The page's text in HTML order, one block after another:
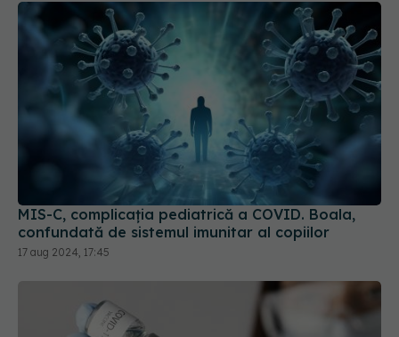
MIS-C, complicația pediatrică a COVID. Boala,
confundată de sistemul imunitar al copiilor
17 aug 2024, 17:45